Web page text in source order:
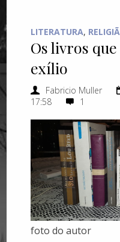
LITERATURA,
Os livros
exílio
Fabricio Muller
17:58
1
foto do autor